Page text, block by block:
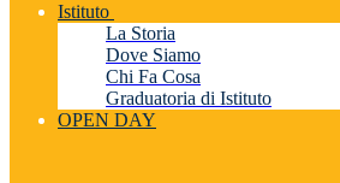
Istituto
La Storia
Dove Siamo
Chi Fa Cosa
Graduatoria di Istituto
OPEN DAY